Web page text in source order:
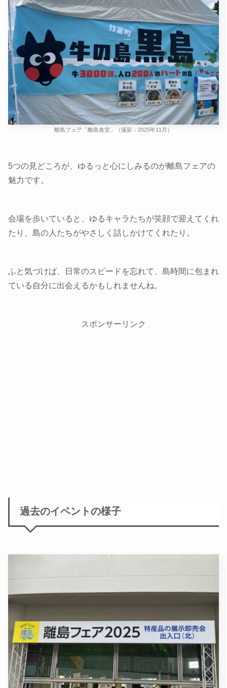
離島フェア「離島食堂」（撮影：2025年11月）
5つの見どころが、ゆるっと心にしみるのが離島フェアの
魅力です。
会場を歩いていると、ゆるキャラたちが笑顔で迎えてくれ
たり、島の人たちがやさしく話しかけてくれたり。
ふと気づけば、日常のスピードを忘れて、島時間に包まれ
ている自分に出会えるかもしれませんね。
スポンサーリンク
過去のイベントの様子